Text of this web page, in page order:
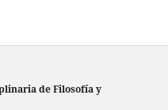
de Filosofía y